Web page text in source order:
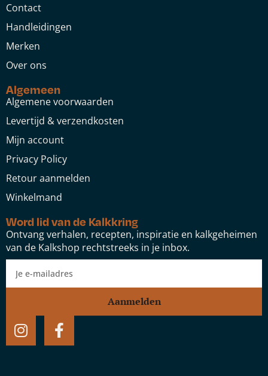
Contact
Handleidingen
Merken
Over ons
Algemeen
Algemene voorwaarden
Levertijd & verzendkosten
Mijn account
Privacy Policy
Retour aanmelden
Winkelmand
Word lid van de Kalkkring
Ontvang verhalen, recepten, inspiratie en kalkgeheimen
van de Kalkshop rechtstreeks in je inbox.
Aanmelden